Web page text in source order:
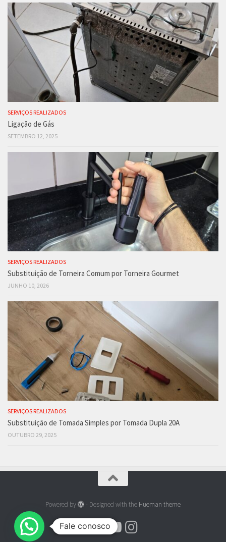
SERVIÇOS REALIZADOS
Ligação de Gás
SETEMBRO 12, 2025
SERVIÇOS REALIZADOS
Substituição de Torneira Comum por Torneira Gourmet
JUNHO 10, 2026
SERVIÇOS REALIZADOS
Substituição de Tomada Simples por Tomada Dupla 20A
OUTUBRO 29, 2025
Powered by - Designed with the Hueman theme
Fale conosco